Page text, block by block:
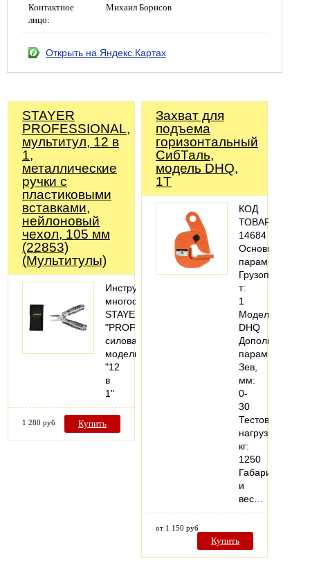
Контактное
лицо:
Михаил Борисов
Открыть на Яндекс.Картах
STAYER
PROFESSIONAL,
мультитул, 12 в
1,
металлические
ручки с
пластиковыми
вставками,
нейлоновый
чехол, 105 мм
(22853)
(Мультитулы)
Инструмент
многофункциональный
STAYER
"PROFESSIONAL",
силовая
модель,
"12
в
1"
1 280 руб Купить
Захват для
подъема
горизонтальный
СибТаль,
модель DHQ,
1Т
КОД
ТОВАРА:
14684
Основные
параметры
т:
1
Модель:
DHQ
параметры
Зев,
мм:
0-
30
Тестовая
нагрузка,
кг:
1250
Габариты
и
вес…
от 1 150 руб
Купить